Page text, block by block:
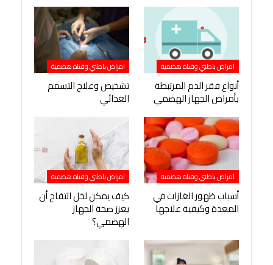
امراض باطني وقناة هضمية
أنواع فقر الدم المرتبطة
بأمراض الجهاز الهضمي
امراض باطني وقناة هضمية
تشخيص وعلاج التسمم
الغذائي
امراض باطني وقناة هضمية
أسباب ظهور الغازات في
المعدة وكيفية علاجها
امراض باطني وقناة هضمية
كيف يمكن لخل التفاح أن
يعزز صحة الجهاز
الهضمي؟